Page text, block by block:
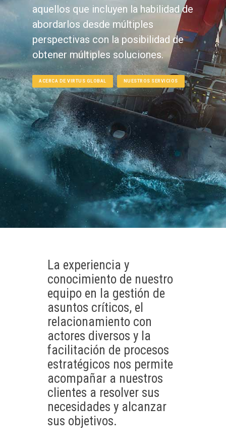
aquellos que incluyen la habilidad de
abordarlos desde múltiples
perspectivas con la posibilidad de
obtener múltiples soluciones.
ACERCA DE VIRTUS GLOBAL NUESTROS SERVICIOS
La experiencia y
conocimiento de nuestro
equipo en la gestión de
asuntos críticos, el
relacionamiento con
actores diversos y la
facilitación de procesos
estratégicos nos permite
acompañar a nuestros
clientes a resolver sus
necesidades y alcanzar
sus objetivos.